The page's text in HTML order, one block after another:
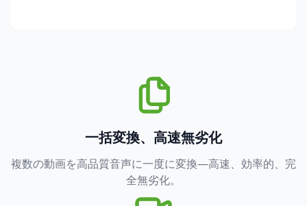
一括変換、高速無劣化
複数の動画を高品質音声に一度に変換—高速、効率的、完
全無劣化。